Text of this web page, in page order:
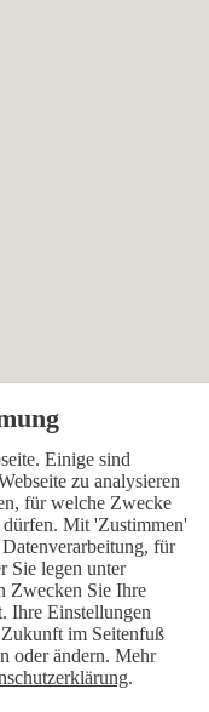
wieder einblenden.
Einige sind
zu analysieren
für welche Zwecke
Mit 'Zustimmen'
für
Sie legen unter
Zwecken Sie Ihre
Ihre Einstellungen
im Seitenfuß
oder ändern. Mehr
.